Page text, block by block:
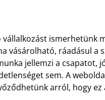
ismerhetünk
vásárolható, ráadásul a
jellemzi a csapatot,
sem. A
arról, hogy ez